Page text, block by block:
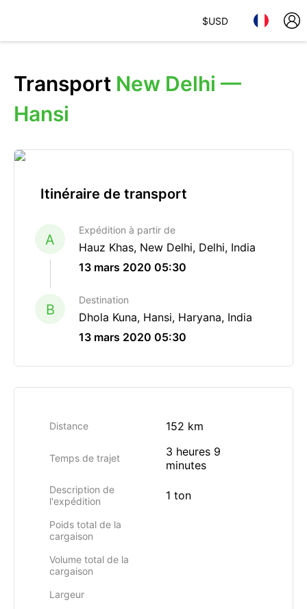
$USD
Transport New Delhi —
Hansi
Itinéraire de transport
A
Expédition à partir de
Hauz Khas, New Delhi, Delhi, India
13 mars 2020 05:30
B
Destination
Dhola Kuna, Hansi, Haryana, India
13 mars 2020 05:30
Distance 152 km
Temps de trajet
3 heures 9
minutes
Description de
l'expédition
1 ton
Poids total de la
cargaison
Volume total de la
cargaison
Largeur